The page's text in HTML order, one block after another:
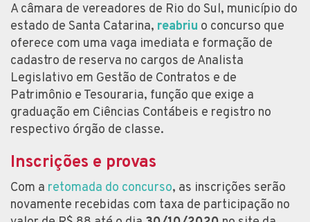
A câmara de vereadores de Rio do Sul, município do
estado de Santa Catarina, reabriu o concurso que
oferece com uma vaga imediata e formação de
cadastro de reserva no cargos de Analista
Legislativo em Gestão de Contratos e de
Patrimônio e Tesouraria, função que exige a
graduação em Ciências Contábeis e registro no
respectivo órgão de classe.
Inscrições e provas
Com a retomada do concurso, as inscrições serão
novamente recebidas com taxa de participação no